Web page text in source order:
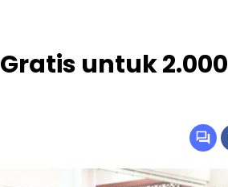
untuk 2.000